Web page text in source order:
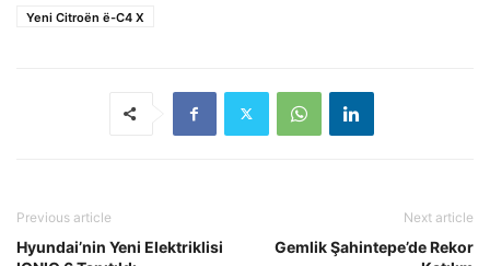
Yeni Citroën ë-C4 X
Previous article
Hyundai’nin Yeni Elektriklisi
Next article
Gemlik Şahintepe’de Rekor